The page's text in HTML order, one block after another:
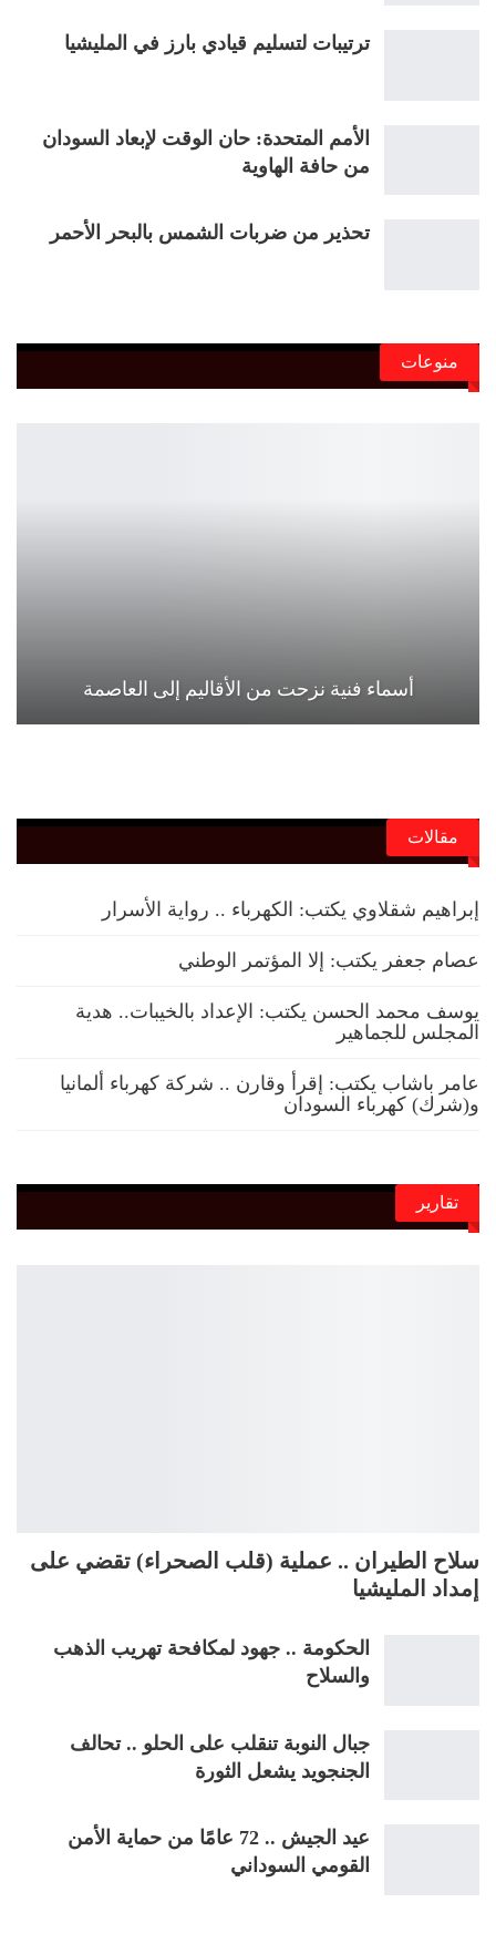
ترتيبات لتسليم قيادي بارز في المليشيا
الأمم المتحدة: حان الوقت لإبعاد السودان
من حافة الهاوية
تحذير من ضربات الشمس بالبحر الأحمر
منوعات
أسماء فنية نزحت من الأقاليم إلى العاصمة
مقالات
إبراهيم شقلاوي يكتب: الكهرباء .. رواية الأسرار
عصام جعفر يكتب: إلا المؤتمر الوطني
يوسف محمد الحسن يكتب: الإعداد بالخيبات.. هدية
المجلس للجماهير
عامر باشاب يكتب: إقرأ وقارن .. شركة كهرباء ألمانيا
و(شرك) كهرباء السودان
تقارير
سلاح الطيران .. عملية (قلب الصحراء) تقضي على
إمداد المليشيا
الحكومة .. جهود لمكافحة تهريب الذهب
والسلاح
جبال النوبة تنقلب على الحلو .. تحالف
الجنجويد يشعل الثورة
عيد الجيش .. 72 عامًا من حماية الأمن
القومي السوداني